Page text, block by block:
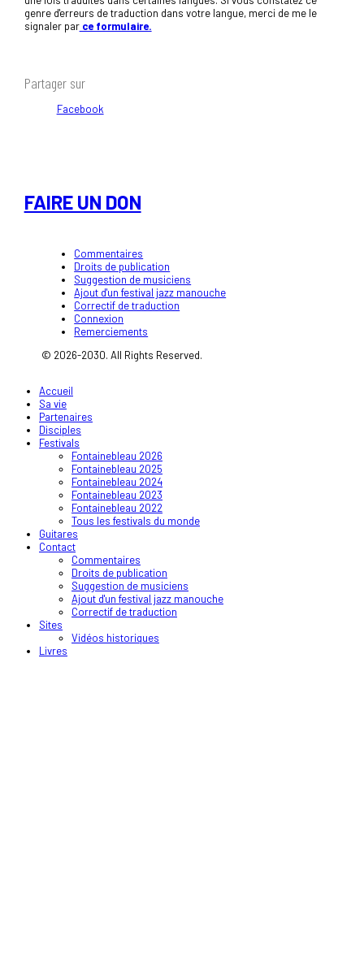
genre d'erreurs de traduction dans votre langue, merci de me le
signaler parce formulaire.
Partager sur
Facebook
FAIRE UN DON
Commentaires
Droits de publication
Suggestion de musiciens
Ajout d'un festival jazz manouche
Correctif de traduction
Connexion
Remerciements
© 2026-2030. All Rights Reserved.
Accueil
Sa vie
Partenaires
Disciples
Festivals
Fontainebleau 2026
Fontainebleau 2025
Fontainebleau 2024
Fontainebleau 2023
Fontainebleau 2022
Tous les festivals du monde
Guitares
Contact
Commentaires
Droits de publication
Suggestion de musiciens
Ajout d'un festival jazz manouche
Correctif de traduction
Sites
Vidéos historiques
Livres